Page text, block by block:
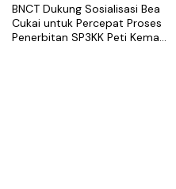
BNCT Dukung Sosialisasi Bea
Cukai untuk Percepat Proses
Penerbitan SP3KK Peti Kemas